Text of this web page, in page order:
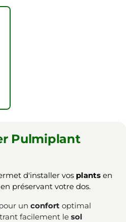
Pulmiplant
d'installer vos plants en
préservant votre dos.
un confort optimal
facilement le sol